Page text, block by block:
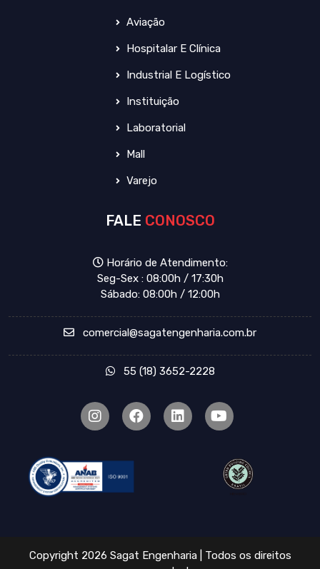
Aviação
Hospitalar E Clínica
Industrial E Logístico
Instituição
Laboratorial
Mall
Varejo
FALE CONOSCO
Horário de Atendimento:
Seg-Sex : 08:00h / 17:30h
Sábado: 08:00h / 12:00h
comercial@sagatengenharia.com.br
55 (18) 3652-2228
Copyright 2026 Sagat Engenharia | Todos os direitos